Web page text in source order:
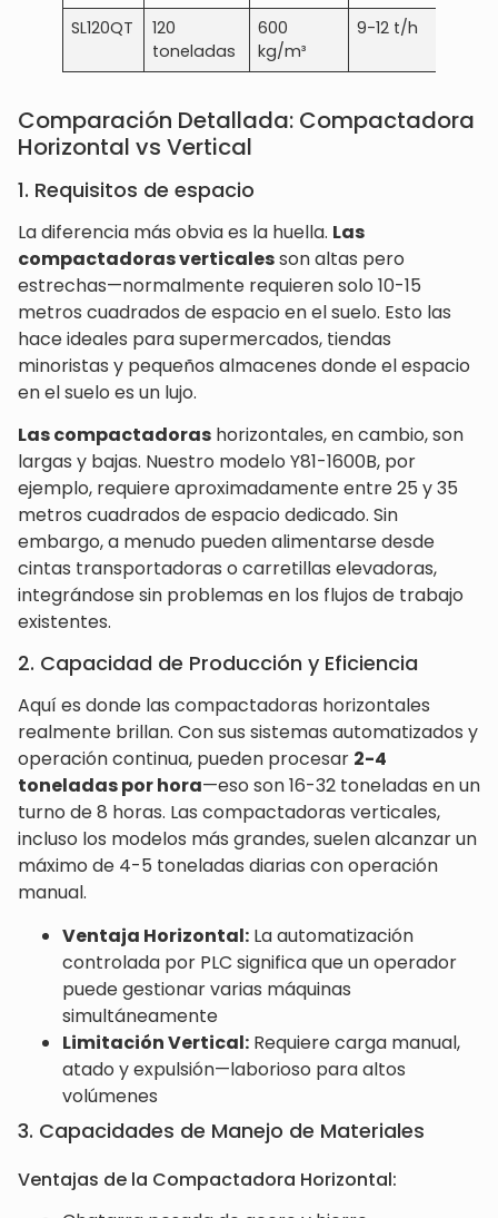
SL120QT
120
toneladas
600
kg/m³
9-12 t/h
Comparación Detallada: Compactadora
Horizontal vs Vertical
1. Requisitos de espacio
La diferencia más obvia es la huella. Las
compactadoras verticalesson altas pero
estrechas—normalmente requieren solo 10-15
metros cuadrados de espacio en el suelo. Esto las
hace ideales para supermercados, tiendas
minoristas y pequeños almacenes donde el espacio
en el suelo es un lujo.
Las compactadoras horizontales, en cambio, son
largas y bajas. Nuestro modelo Y81-1600B, por
ejemplo, requiere aproximadamente entre 25 y 35
metros cuadrados de espacio dedicado. Sin
embargo, a menudo pueden alimentarse desde
cintas transportadoras o carretillas elevadoras,
integrándose sin problemas en los flujos de trabajo
existentes.
2. Capacidad de Producción y Eficiencia
Aquí es donde las compactadoras horizontales
realmente brillan. Con sus sistemas automatizados y
operación continua, pueden procesar 2-4
toneladas por hora—eso son 16-32 toneladas en un
turno de 8 horas. Las compactadoras verticales,
incluso los modelos más grandes, suelen alcanzar un
máximo de 4-5 toneladas diarias con operación
manual.
Ventaja Horizontal: La automatización
controlada por PLC significa que un operador
puede gestionar varias máquinas
simultáneamente
Limitación Vertical: Requiere carga manual,
atado y expulsión—laborioso para altos
volúmenes
3. Capacidades de Manejo de Materiales
Ventajas de la Compactadora Horizontal: